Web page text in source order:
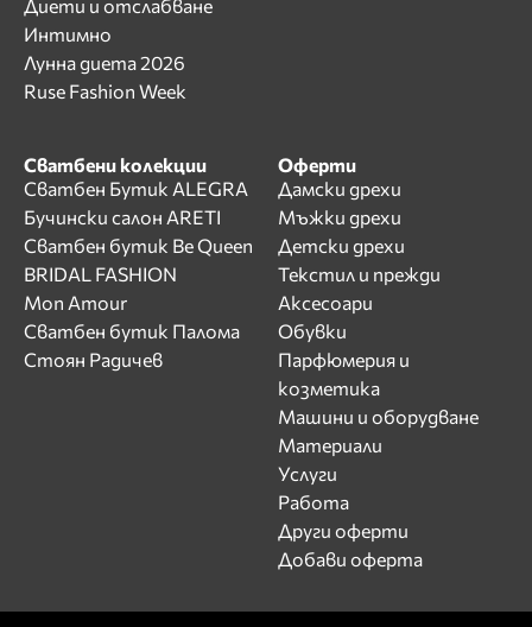
Диети и отслабване
Интимно
Лунна диета 2026
Ruse Fashion Week
Сватбени колекции
Сватбен Бутик ALEGRA
Бучински салон ARETI
Сватбен бутик Be Queen
BRIDAL FASHION
Mon Amour
Сватбен бутик Палома
Стоян Радичев
Оферти
Дамски дрехи
Мъжки дрехи
Детски дрехи
Текстил и прежди
Аксесоари
Обувки
Парфюмерия и
козметика
Машини и оборудване
Материали
Услуги
Работа
Други оферти
Добави оферта